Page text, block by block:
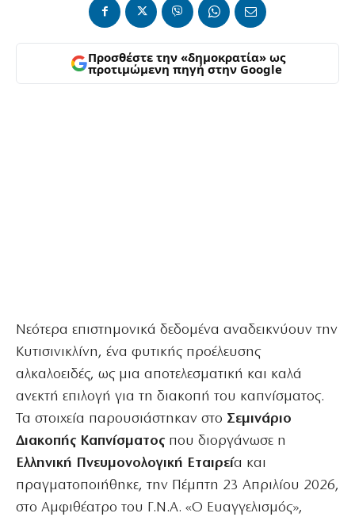
Προσθέστε την «δημοκρατία» ως
προτιμώμενη πηγή στην Google
Νεότερα επιστημονικά δεδομένα αναδεικνύουν την
Κυτισινικλίνη, ένα φυτικής προέλευσης
αλκαλοειδές, ως μια αποτελεσματική και καλά
ανεκτή επιλογή για τη διακοπή του καπνίσματος.
Τα στοιχεία παρουσιάστηκαν στο Σεμινάριο
Διακοπής Καπνίσματος που διοργάνωσε η
Ελληνική Πνευμονολογική Εταιρεία και
πραγματοποιήθηκε, την Πέμπτη 23 Απριλίου 2026,
στο Αμφιθέατρο του Γ.Ν.Α. «Ο Ευαγγελισμός»,